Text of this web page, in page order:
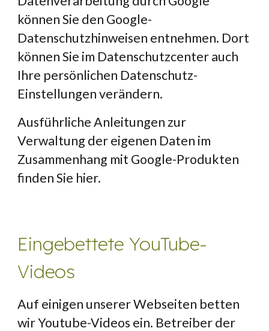
können Sie den Google-
Datenschutzhinweisen entnehmen. Dort
können Sie im Datenschutzcenter auch
Ihre persönlichen Datenschutz-
Einstellungen verändern.
Ausführliche Anleitungen zur
Verwaltung der eigenen Daten im
Zusammenhang mit Google-Produkten
finden Sie hier.
Eingebettete YouTube-
Videos
Auf einigen unserer Webseiten betten
wir Youtube-Videos ein. Betreiber der